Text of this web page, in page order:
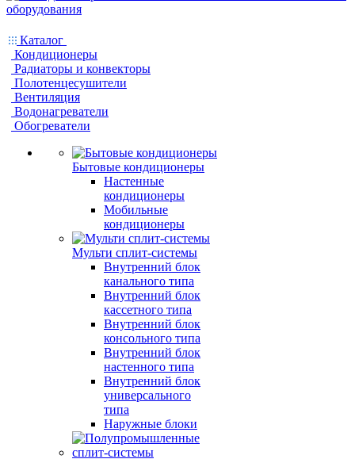
Каталог
Кондиционеры
Радиаторы и конвекторы
Полотенцесушители
Вентиляция
Водонагреватели
Обогреватели
Бытовые кондиционеры
Настенные
кондиционеры
Мобильные
кондиционеры
Мульти сплит-системы
Внутренний блок
канального типа
Внутренний блок
кассетного типа
Внутренний блок
консольного типа
Внутренний блок
настенного типа
Внутренний блок
универсального
типа
Наружные блоки